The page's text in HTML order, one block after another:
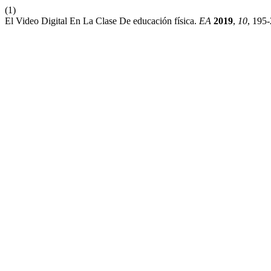
(1)
El Video Digital En La Clase De educación física. EA 2019, 10,